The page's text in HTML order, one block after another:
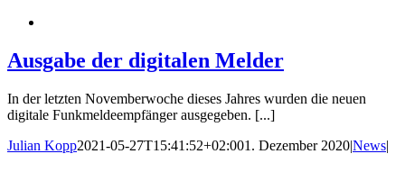
Ausgabe der digitalen Melder
In der letzten Novemberwoche dieses Jahres wurden die neuen
digitale Funkmeldeempfänger ausgegeben. [...]
Julian Kopp2021-05-27T15:41:52+02:001. Dezember 2020|News|